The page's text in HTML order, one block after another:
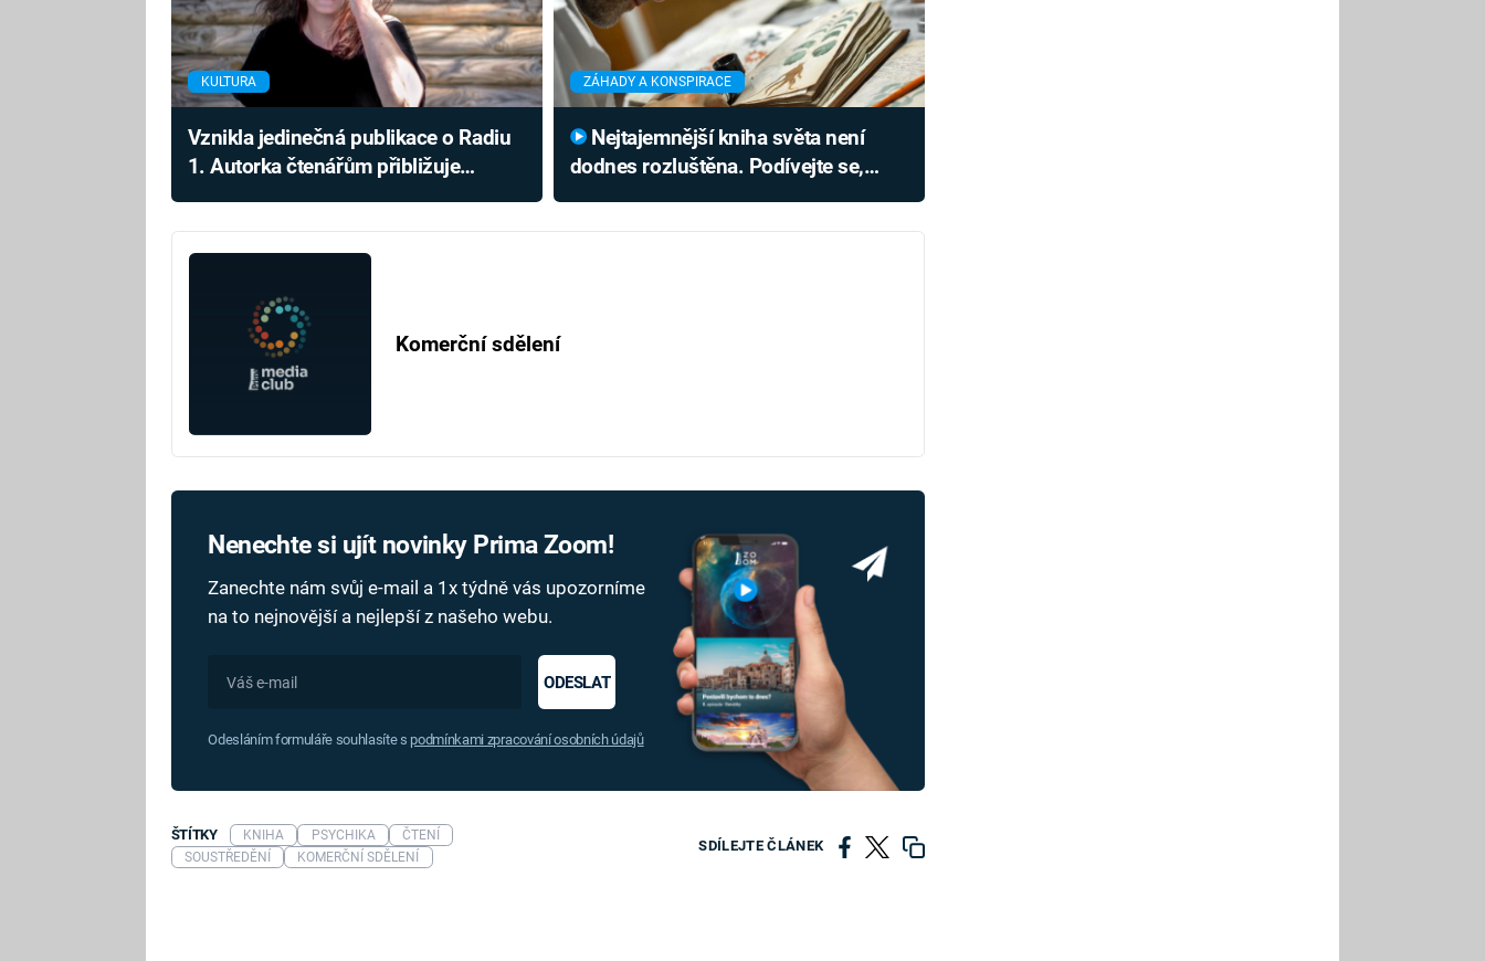
KULTURA
Vznikla jedinečná publikace o Radiu
1. Autorka čtenářům přibližuje
ZÁHADY A KONSPIRACE
Nejtajemnější kniha světa není
dodnes rozluštěna. Podívejte se,
Komerční sdělení
Nenechte si ujít novinky Prima Zoom!
Zanechte nám svůj e-mail a 1x týdně vás upozorníme
na to nejnovější a nejlepší z našeho webu.
ODESLAT
Odesláním formuláře souhlasíte s podmínkami zpracování osobních údajů
SDÍLEJTE ČLÁNEK
ŠTÍTKY KNIHA PSYCHIKA
ČTENÍ
SOUSTŘEDĚNÍ
KOMERČNÍ SDĚLENÍ